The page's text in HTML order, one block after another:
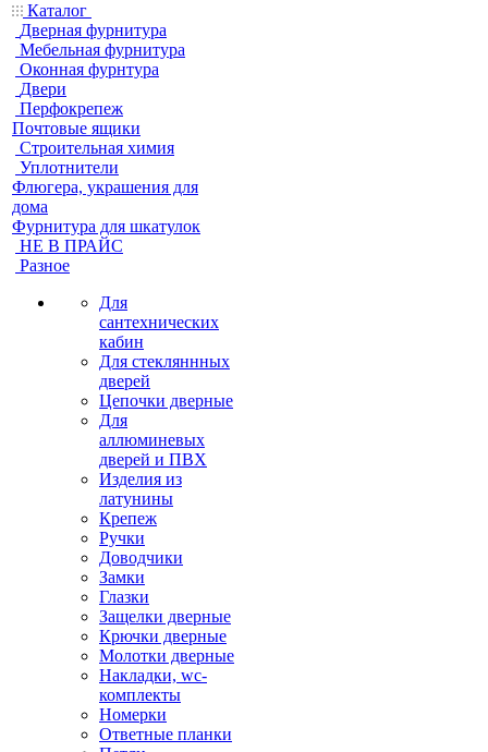
Каталог
Дверная фурнитура
Мебельная фурнитура
Оконная фурнтура
Двери
Перфокрепеж
Почтовые ящики
Строительная химия
Уплотнители
Флюгера, украшения для
дома
Фурнитура для шкатулок
НЕ В ПРАЙС
Разное
Для
сантехнических
кабин
Для стекляннных
дверей
Цепочки дверные
Для
аллюминевых
дверей и ПВХ
Изделия из
латунины
Крепеж
Ручки
Доводчики
Замки
Глазки
Защелки дверные
Крючки дверные
Молотки дверные
Накладки, wc-
комплекты
Номерки
Ответные планки